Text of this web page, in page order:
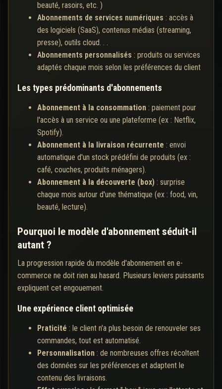
beauté, rasoirs, etc. )
Abonnements de services numériques : accès à
des logiciels (SaaS), contenus médias (streaming,
presse), outils cloud. . .
Abonnements personnalisés : produits ou services
adaptés chaque mois selon les préférences du client
Les types prédominants d'abonnements
Abonnement à la consommation : paiement pour
l'accès à un service ou une plateforme (ex : Netflix,
Spotify).
Abonnement à la livraison récurrente : envoi
automatique d'un stock prédéfini de produits (ex :
café, couches, produits ménagers).
Abonnement à la découverte (box) : surprise
chaque mois autour d'une thématique (ex : food, vin,
beauté, lecture).
Pourquoi le modèle d'abonnement séduit-il
autant ?
La progression rapide du modèle d'abonnement en e-
commerce ne doit rien au hasard. Plusieurs leviers puissants
expliquent cet engouement.
Une expérience client optimisée
Praticité : le client n'a plus besoin de renouveler ses
commandes, tout est automatisé.
Personnalisation : de nombreuses offres récoltent
des données sur les préférences et adaptent le
contenu des livraisons.